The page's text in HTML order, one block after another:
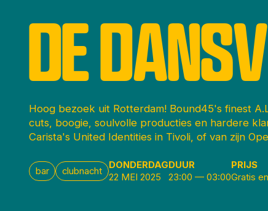
DE
Hoog bezoek uit Rotterdam! Bound45's finest
cuts, boogie, soulvolle producties en hardere
Carista's United Identities in Tivoli, of van zijn
bar clubnacht
DONDERDAG
22 MEI 2025
DUUR
23:00—03:00
PRIJS
Gratis